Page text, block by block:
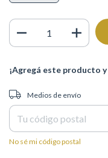
¡Agregá este producto y
Entregas para el CP:
Medios de envío
No sé mi código postal